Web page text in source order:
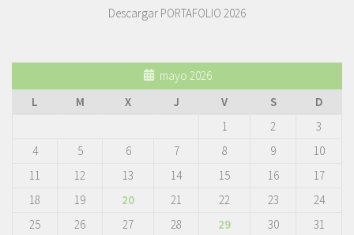
Descargar PORTAFOLIO 2026
mayo 2026
L
M X J V S
D
1
2
3
4
5 6 7 8 9
10
11
12 13 14 15 16
17
18
19 20 21 22 23
24
25
26 27 28 29 30
31